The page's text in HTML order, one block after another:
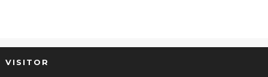
VISITOR